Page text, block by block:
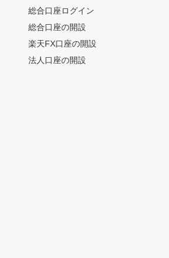
総合口座ログイン
総合口座の開設
楽天FX口座の開設
法人口座の開設